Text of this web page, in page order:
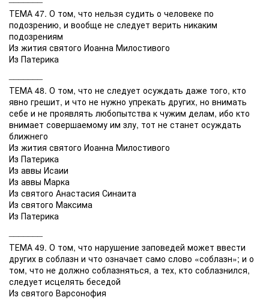
ТЕМА 47. О том, что нельзя судить о человеке по
подозрению, и вообще не следует верить никаким
подозрениям
Из жития святого Иоанна Милостивого
Из Патерика
ТЕМА 48. О том, что не следует осуждать даже того, кто
явно грешит, и что не нужно упрекать других, но внимать
себе и не проявлять любопытства к чужим делам, ибо кто
внимает совершаемому им злу, тот не станет осуждать
ближнего
Из жития святого Иоанна Милостивого
Из Патерика
Из аввы Исаии
Из аввы Марка
Из святого Анастасия Синаита
Из святого Максима
Из Патерика
ТЕМА 49. О том, что нарушение заповедей может ввести
других в соблазн и что означает само слово «соблазн»; и о
том, что не должно соблазняться, а тех, кто соблазнился,
следует исцелять беседой
Из святого Варсонофия